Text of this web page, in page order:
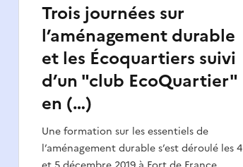
Trois journées sur
l’aménagement durable
et les Écoquartiers suivi
d’un "club EcoQuartier"
en (…)
Une formation sur les essentiels de
l’aménagement durable s’est déroulé les 4